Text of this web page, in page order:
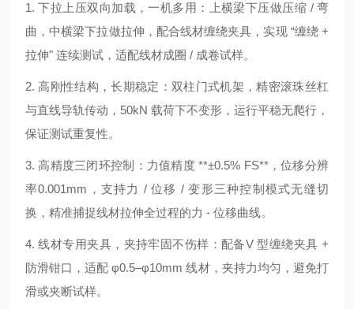
1. 下拉上压双向加载，一机多用：上横梁下压做压缩 / 弯
曲，中横梁下拉做拉伸，配合线材缠绕夹具，实现 “缠绕 +
拉伸" 连续测试，适配线材成圈 / 成卷试样。
2. 高刚性结构，长期稳定：双柱门式机架，精密滚珠丝杠
与直线导轨传动，50kN 载荷下不变形，运行平稳无爬行，
保证测试重复性。
3. 高精度三闭环控制：力值精度 **±0.5% FS**，位移分辨
率0.001mm，支持力 / 位移 / 变形三种控制模式无缝切
换，精准捕捉线材拉伸全过程的力 - 位移曲线。
4. 线材专用夹具，夹持牢固不伤样：配备V 型缠绕夹具 +
防滑钳口，适配 φ0.5–φ10mm 线材，夹持力均匀，避免打
滑或夹断试样。